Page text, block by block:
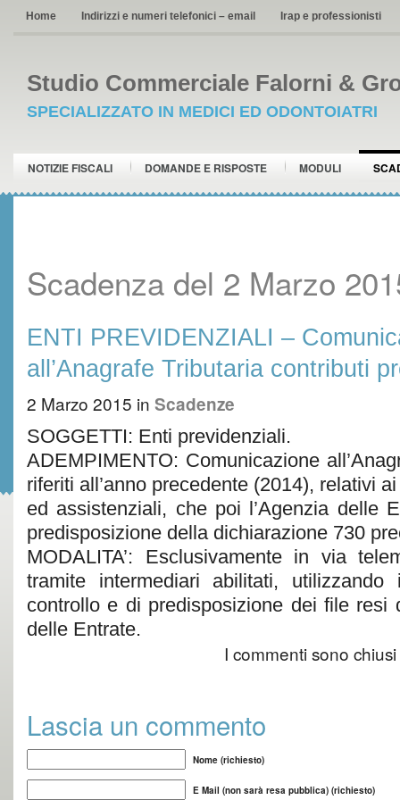
Home Indirizzi e numeri telefonici – email Irap e professionisti
Studio Commerciale Falorni &
SPECIALIZZATO IN MEDICI ED ODONTOIATRI
NOTIZIE FISCALI DOMANDE E RISPOSTE MODULI
Scadenza del 2 Marzo
ENTI PREVIDENZIALI –
all’Anagrafe Tributaria contributi
2 Marzo 2015 in Scadenze
SOGGETTI: Enti previdenziali.
ADEMPIMENTO: Comunicazione
riferiti all’anno precedente (2014), relativi
ed assistenziali, che poi l’Agenzia delle
predisposizione della dichiarazione 730
MODALITA’: Esclusivamente in via
tramite intermediari abilitati,
controllo e di predisposizione dei file resi
delle Entrate.
I commenti sono chiusi
Lascia un commento
Nome (richiesto)
E Mail (non sarà resa pubblica) (richiesto)